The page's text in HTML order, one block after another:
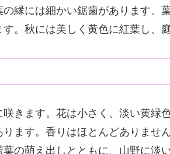
縁には細かい鋸歯があります。
。秋には美しく黄色に紅葉し、
きます。花は小さく、淡い黄緑
ます。香りはほとんどありませ
の萌え出しとともに、山野に淡